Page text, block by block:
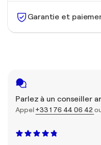
Garantie et
Parlez à un conseiller
Appel +33 1 76 44 06 42